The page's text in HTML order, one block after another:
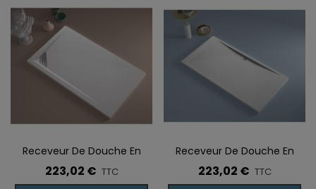
Receveur De Douche En
Résine LIBRA
223,02 € TTC
Receveur De Douche En
Résine VALENCIA Sur-
Mesure
223,02 € TTC